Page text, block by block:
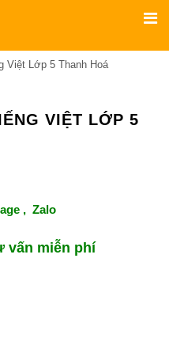
Việt Lớp 5 Thanh Hoá
VIỆT LỚP 5
, Zalo
vấn miễn phí